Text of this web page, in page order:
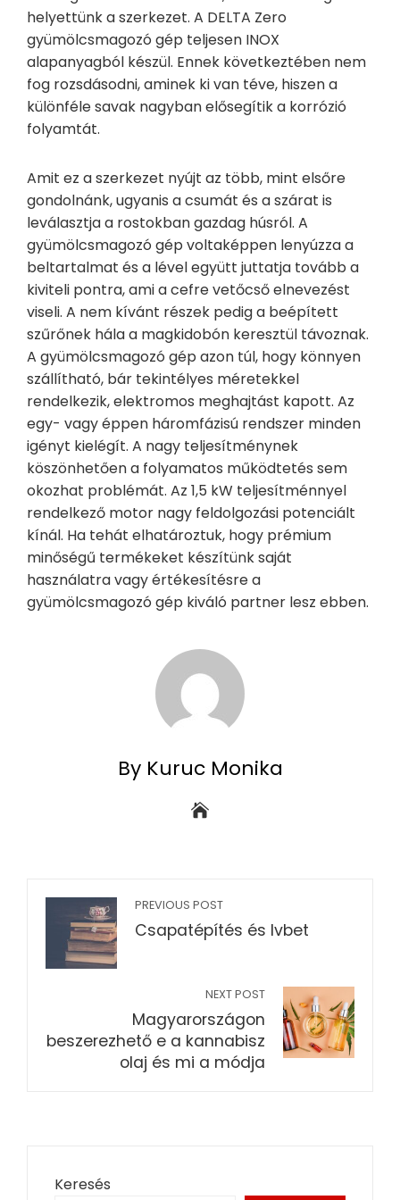
helyettünk a szerkezet. A DELTA Zero
gyümölcsmagozó gép teljesen INOX
alapanyagból készül. Ennek következtében nem
fog rozsdásodni, aminek ki van téve, hiszen a
különféle savak nagyban elősegítik a korrózió
folyamtát.
Amit ez a szerkezet nyújt az több, mint elsőre
gondolnánk, ugyanis a csumát és a szárat is
leválasztja a rostokban gazdag húsról. A
gyümölcsmagozó gép voltaképpen lenyúzza a
beltartalmat és a lével együtt juttatja tovább a
kiviteli pontra, ami a cefre vetőcső elnevezést
viseli. A nem kívánt részek pedig a beépített
szűrőnek hála a magkidobón keresztül távoznak.
A gyümölcsmagozó gép azon túl, hogy könnyen
szállítható, bár tekintélyes méretekkel
rendelkezik, elektromos meghajtást kapott. Az
egy- vagy éppen háromfázisú rendszer minden
igényt kielégít. A nagy teljesítménynek
köszönhetően a folyamatos működtetés sem
okozhat problémát. Az 1,5 kW teljesítménnyel
rendelkező motor nagy feldolgozási potenciált
kínál. Ha tehát elhatároztuk, hogy prémium
minőségű termékeket készítünk saját
használatra vagy értékesítésre a
gyümölcsmagozó gép kiváló partner lesz ebben.
By Kuruc Monika
PREVIOUS POST
Csapatépítés és lvbet
NEXT POST
Magyarországon
beszerezhető e a kannabisz
olaj és mi a módja
Keresés